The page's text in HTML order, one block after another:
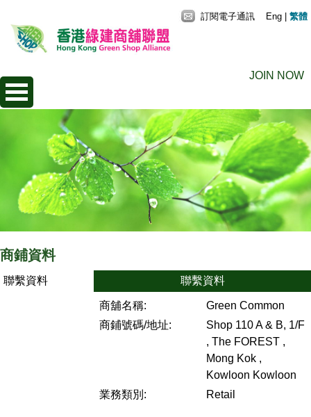
JOIN NOW
訂閱電子通訊 Eng 繁體
商鋪資料
聯繫資料 聯繫資料
商舖名稱:
Green Common
商鋪號碼/地址:
Shop 110 A & B, 1/F
, The FOREST ,
Mong Kok ,
Kowloon Kowloon
業務類別:
Retail